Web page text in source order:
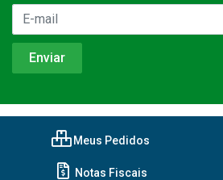
Meus Pedidos
Notas Fiscais